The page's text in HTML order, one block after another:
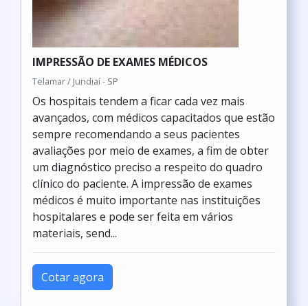
IMPRESSÃO DE EXAMES MÉDICOS
Telamar / Jundiaí - SP
Os hospitais tendem a ficar cada vez mais
avançados, com médicos capacitados que estão
sempre recomendando a seus pacientes
avaliações por meio de exames, a fim de obter
um diagnóstico preciso a respeito do quadro
clínico do paciente. A impressão de exames
médicos é muito importante nas instituições
hospitalares e pode ser feita em vários
materiais, send...
Cotar agora